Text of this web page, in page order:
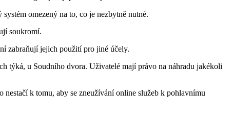
omezený na to, co je nezbytně nutné.
soukromí.
zabraňují jejich použití pro jiné účely.
týká, u Soudního dvora. Uživatelé mají právo na náhradu jakékoli
k tomu, aby se zneužívání online služeb k pohlavnímu